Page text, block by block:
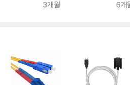
3개월 6개